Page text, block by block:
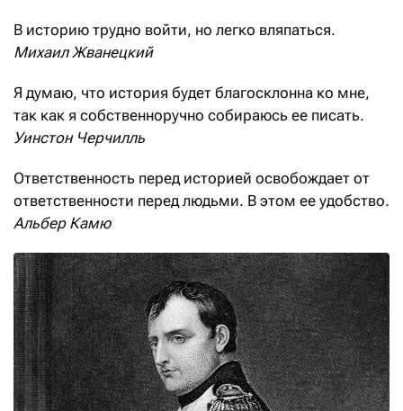
В историю трудно войти, но легко вляпаться.
Михаил Жванецкий
Я думаю, что история будет благосклонна ко мне,
так как я собственноручно собираюсь ее писать.
Уинстон Черчилль
Ответственность перед историей освобождает от
ответственности перед людьми. В этом ее удобство.
Альбер Камю